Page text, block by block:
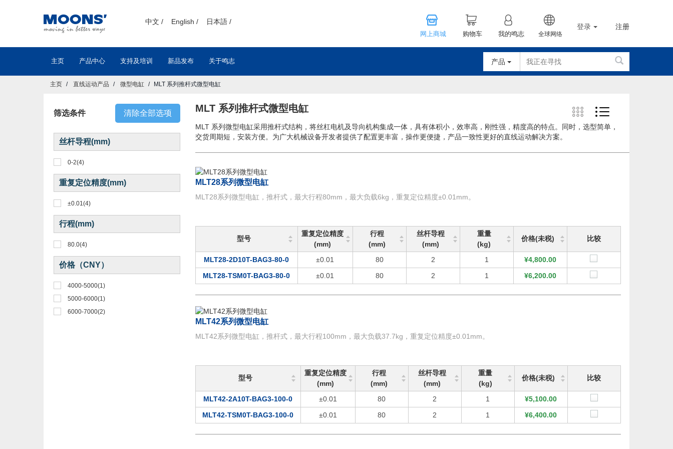
中文 / English / 日本語 /
网上商城 购物车 我的鸣志 全球网络
登录 注册
主页 产品中心 支持及培训 新品发布 关于鸣志 产品
主页 直线运动产品 微型电缸 MLT 系列推杆式微型电缸
筛选条件 清除全部选项
丝杆导程(mm)
0-2(4)
重复定位精度(mm)
±0.01(4)
行程(mm)
80.0(4)
价格（CNY）
4000-5000(1)
5000-6000(1)
6000-7000(2)
MLT 系列推杆式微型电缸
MLT 系列微型电缸采用推杆式结构，将丝杠电机及导向机构集成一体，具有体积小，效率高，刚性强，精度高的特点。同时，选型简单，
交货周期短，安装方便。为广大机械设备开发者提供了配置更丰富，操作更便捷，产品一致性更好的直线运动解决方案。
MLT28系列微型电缸
MLT28系列微型电缸，推杆式，最大行程80mm，最大负载6kg，重复定位精度±0.01mm。
型号
重复定位精度
(mm)
行程
(mm)
丝杆导程
(mm)
重量
(kg)
价格(未税) 比较
MLT28-2D10T-BAG3-80-0 ±0.01 80 2 1
¥4,800.00
MLT28-TSM0T-BAG3-80-0
±0.01 80 2 1 ¥6,200.00
MLT42系列微型电缸
MLT42系列微型电缸，推杆式，最大行程100mm，最大负载37.7kg，重复定位精度±0.01mm。
型号
重复定位精度
(mm)
行程
(mm)
丝杆导程
(mm)
重量
(kg)
价格(未税) 比较
MLT42-2A10T-BAG3-100-0 ±0.01 80 2 1
¥5,100.00
MLT42-TSM0T-BAG3-100-0
±0.01 80 2 1 ¥6,400.00